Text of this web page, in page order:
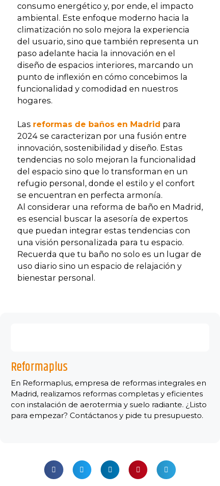
consumo energético y, por ende, el impacto
ambiental. Este enfoque moderno hacia la
climatización no solo mejora la experiencia
del usuario, sino que también representa un
paso adelante hacia la innovación en el
diseño de espacios interiores, marcando un
punto de inflexión en cómo concebimos la
funcionalidad y comodidad en nuestros
hogares.
Las reformas de baños en Madrid para
2024 se caracterizan por una fusión entre
innovación, sostenibilidad y diseño. Estas
tendencias no solo mejoran la funcionalidad
del espacio sino que lo transforman en un
refugio personal, donde el estilo y el confort
se encuentran en perfecta armonía.
Al considerar una reforma de baño en Madrid,
es esencial buscar la asesoría de expertos
que puedan integrar estas tendencias con
una visión personalizada para tu espacio.
Recuerda que tu baño no solo es un lugar de
uso diario sino un espacio de relajación y
bienestar personal.
Reformaplus
En Reformaplus, empresa de reformas integrales en
Madrid, realizamos reformas completas y eficientes
con instalación de aerotermia y suelo radiante. ¿Listo
para empezar? Contáctanos y pide tu presupuesto.